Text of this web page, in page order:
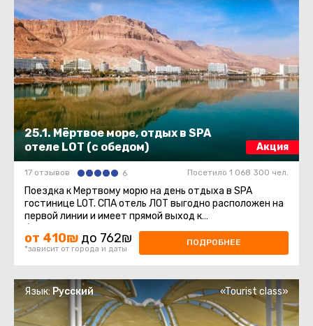
25.1. Мёртвое море, отдых в SPA
отеле LOT (с обедом)
Акция
17 отзывов 6 Посетило 1 068 300 чел.
Поездка к Мертвому морю на день отдыха в SPA
гостинице LOT. СПА отель ЛОТ выгодно расположен на
первой линии и имеет прямой выход к
благоустроенному пляжу Мертвого моря ...
от 410₪ до 762₪
*зависит от города и даты
ПОДРОБНЕЕ
Язык: Русский «Tourist class»